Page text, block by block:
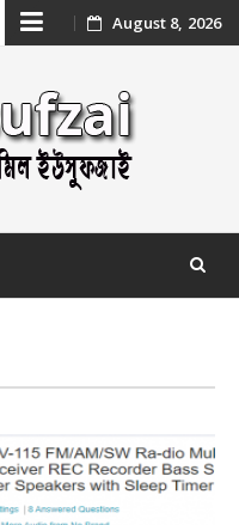
Skip
content
August 8, 2026